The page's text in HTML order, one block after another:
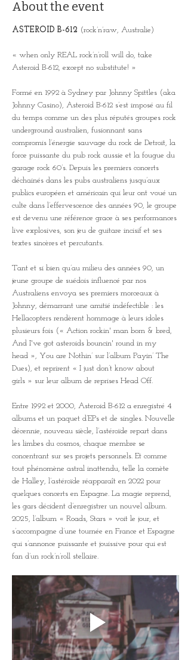
About the event
ASTEROID B-612 (rock’n’raw, Australie)
« when only REAL rock’n’roll will do, take
Asteroid B-612, except no substitute! »
Formé en 1992 à Sydney par Johnny Spittles (aka
Johnny Casino), Asteroid B-612 s’est imposé au fil
du temps comme un des plus réputés groupes rock
underground australien, fusionnant sans
compromis l’énergie sauvage du rock de Detroit, la
force puissante du pub rock aussie et la fougue du
garage rock 60’s. Depuis les premiers concerts
déchainés dans les pubs australiens jusqu’aux
publics européen et américain qui leur ont voué un
culte dans l’effervescence des années 90, le groupe
est devenu une référence grace à ses performances
live explosives, son jeu de guitare incisif et ses
textes sincères et percutants.
Tant et si bien qu’au milieu des années 90, un
jeune groupe de suédois influencé par nos
Australiens envoya ses premiers morceaux à
Johnny, démarrant une amitié indéfectible : les
Hellacopters rendèrent hommage à leurs idoles
plusieurs fois (« Action rockin' man born & bred,
And I've got asteroids bouncin' round in my
head », You are Nothin’ sur l’album Payin’ The
Dues), et reprirent « I just don’t know about
girls » sur leur album de reprises Head Off.
Entre 1992 et 2000, Asteroid B-612 a enregistré 4
albums et un paquet d’EPs et de singles. Nouvelle
décennie, nouveau siècle, l’astéroïde repart dans
les limbes du cosmos, chaque membre se
concentrant sur ses projets personnels. Et comme
tout phénomène astral inattendu, telle la comète
de Halley, l’astéroïde réapparaît en 2022 pour
quelques concerts en Espagne. La magie reprend,
les gars décident d’enregistrer un nouvel album.
2025, l’album « Roads, Stars » voit le jour, et
s’accompagne d’une tournée en France et Espagne
qui s’annonce puissante et jouissive pour qui est
fan d’un rock’n’roll stellaire.